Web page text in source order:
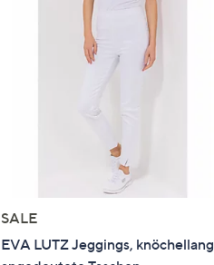
SALE
EVA LUTZ Jeggings, knöchellang